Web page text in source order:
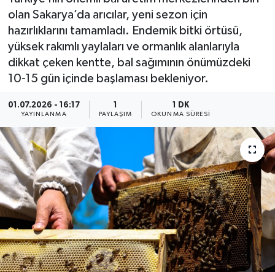
olan Sakarya’da arıcılar, yeni sezon için
hazırlıklarını tamamladı. Endemik bitki örtüsü,
yüksek rakımlı yaylaları ve ormanlık alanlarıyla
dikkat çeken kentte, bal sağımının önümüzdeki
10-15 gün içinde başlaması bekleniyor.
01.07.2026 - 16:17
YAYINLANMA PAYLAŞIM
1 DK
OKUNMA SÜRESI